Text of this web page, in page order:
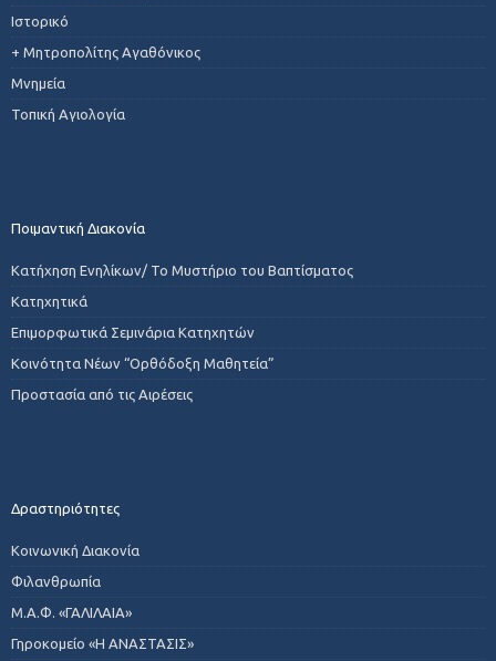
Ιστορικό
+ Μητροπολίτης Αγαθόνικος
Μνημεία
Τοπική Αγιολογία
Ποιμαντική Διακονία
Κατήχηση Ενηλίκων/ Το Μυστήριο του Βαπτίσματος
Κατηχητικά
Επιμορφωτικά Σεμινάρια Κατηχητών
Κοινότητα Νέων “Ορθόδοξη Μαθητεία”
Προστασία από τις Αιρέσεις
Δραστηριότητες
Κοινωνική Διακονία
Φιλανθρωπία
Μ.Α.Φ. «ΓΑΛΙΛΑΙΑ»
Γηροκομείο «Η ΑΝΑΣΤΑΣΙΣ»